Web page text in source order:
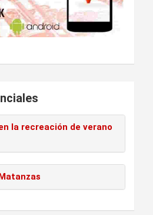
la recreación de verano